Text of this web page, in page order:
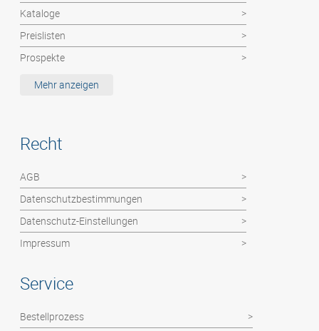
Kataloge
Preislisten
Prospekte
Etiketten / MemoStick®
Kalender
Flyer / Poster / Einzelblätter
Faltblätter
Mehr anzeigen
Recht
AGB
Datenschutzbestimmungen
Datenschutz-Einstellungen
Impressum
Service
Bestellprozess